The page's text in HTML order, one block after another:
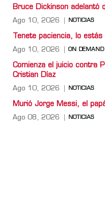
Bruce Dickinson adelantó
Ago 10, 2026 NOTICIAS
Tenete paciencia, lo
Ago 10, 2026 ON DEMAND
Comienza el juicio contra
Cristian Díaz
Ago 10, 2026 NOTICIAS
Murió Jorge Messi, el
Ago 08, 2026 NOTICIAS